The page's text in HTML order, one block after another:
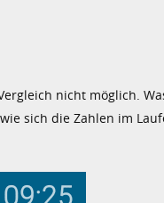
nicht möglich.
sich die Zahlen im